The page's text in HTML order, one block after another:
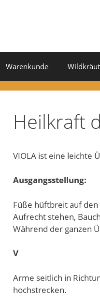
Warenkunde
Heilkraft
VIOLA ist eine leichte
Ausgangsstellung:
Füße hüftbreit auf den
Aufrecht stehen,
Während der ganzen
V
Arme seitlich in
hochstrecken.